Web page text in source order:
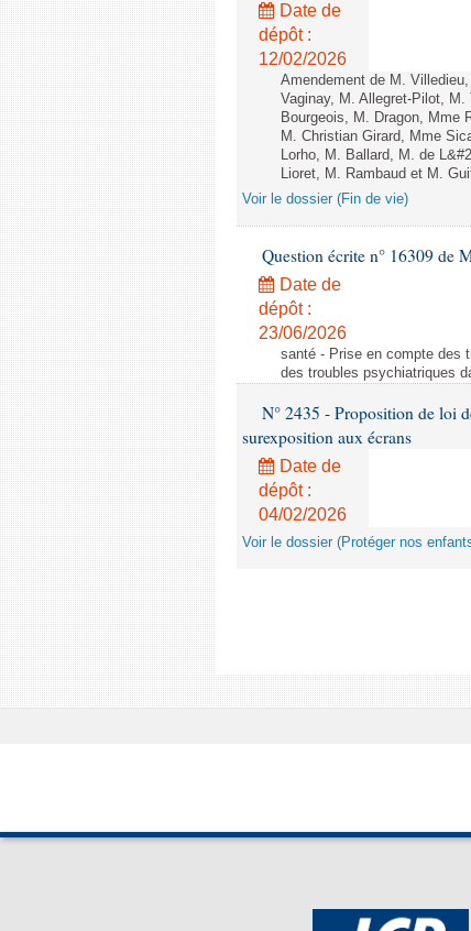
Date de
dépôt :
12/02/2026
Amendement de M.
Vaginay, M. Allegret-Pilot,
Bourgeois, M. Dragon, Mme
M. Christian Girard, Mme
Lorho, M. Ballard, M. de
Lioret, M. Rambaud et M.
Voir le dossier (Fin de vie)
Question écrite n° 16309 de
Date de
dépôt :
23/06/2026
santé - Prise en compte des
des troubles psychiatriques
N° 2435 - Proposition de loi
surexposition aux écrans
Date de
dépôt :
04/02/2026
Voir le dossier (Protéger nos